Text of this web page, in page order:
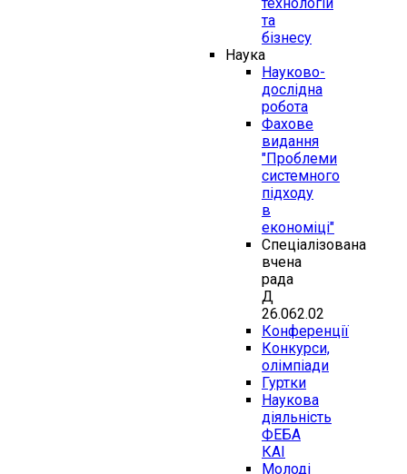
та
бізнесу
Наука
Науково-
дослідна
робота
Фахове
видання
"Проблеми
системного
підходу
в
економіці"
Спеціалізована
вчена
рада
Д
26.062.02
Конференції
Конкурси,
олімпіади
Гуртки
Наукова
діяльність
ФЕБА
КАІ
Молоді